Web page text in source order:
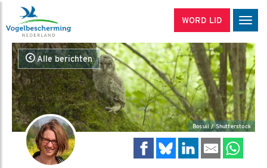
WORD LID
Alle berichten
Bosuil / Shutterstock